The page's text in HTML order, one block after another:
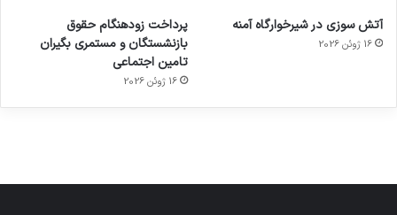
آتش سوزی در شیرخوارگاه آمنه
16 ژوئن 2026
پرداخت زودهنگام حقوق
بازنشستگان و مستمری بگیران
تامین اجتماعی
16 ژوئن 2026
برای
کشف
توسط
مجازی
…
ساعت
هوشمند
با طعم
توسط
ژاکت
در
های
2023
توسط